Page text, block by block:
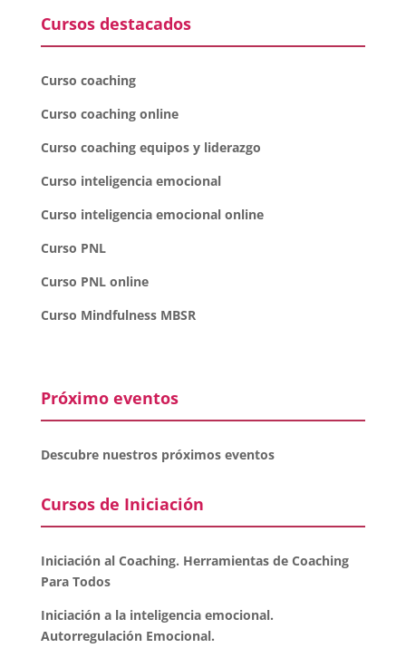
Cursos destacados
Curso coaching
Curso coaching online
Curso coaching equipos y liderazgo
Curso inteligencia emocional
Curso inteligencia emocional online
Curso PNL
Curso PNL online
Curso Mindfulness MBSR
Próximo eventos
Descubre nuestros próximos eventos
Cursos de Iniciación
Iniciación al Coaching. Herramientas de Coaching
Para Todos
Iniciación a la inteligencia emocional.
Autorregulación Emocional.